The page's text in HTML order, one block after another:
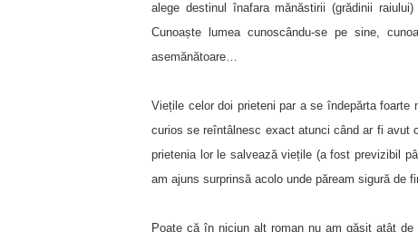
alege destinul înafara mănăstirii (grădinii
Cunoaște lumea cunoscându-se pe sine,
asemănătoare…
Viețile celor doi prieteni par a se îndepărta
curios se reîntâlnesc exact atunci când ar fi avut
prietenia lor le salvează viețile (a fost previzibil
am ajuns surprinsă acolo unde păream sigură de
Poate că în niciun alt roman nu am găsit atât